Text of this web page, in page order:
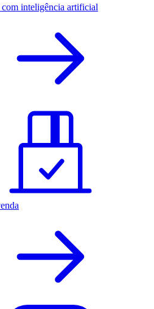
com inteligência artificial